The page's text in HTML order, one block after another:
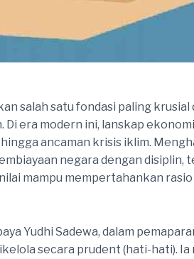
salah satu fondasi paling
era modern ini, lanskap
ancaman krisis iklim.
negara dengan
mampu mempertahankan
Yudhi Sadewa, dalam
secara prudent (hati-hati).